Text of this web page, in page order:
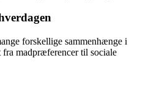
forskellige sammenhænge i
madpræferencer til sociale